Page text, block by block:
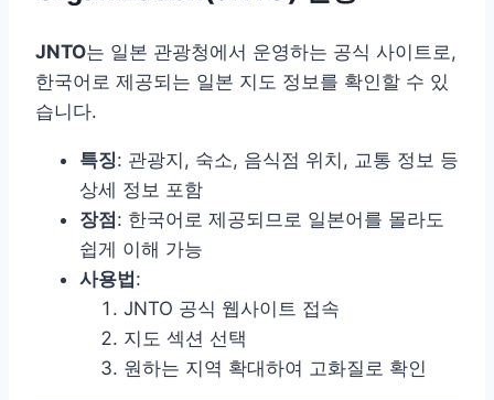
JNTO는 일본 관광청에서 운영하는 공식 사이트로,
한국어로 제공되는 일본 지도 정보를 확인할 수 있
습니다.
특징: 관광지, 숙소, 음식점 위치, 교통 정보 등
상세 정보 포함
장점: 한국어로 제공되므로 일본어를 몰라도
쉽게 이해 가능
사용법:
JNTO 공식 웹사이트 접속
지도 섹션 선택
원하는 지역 확대하여 고화질로 확인